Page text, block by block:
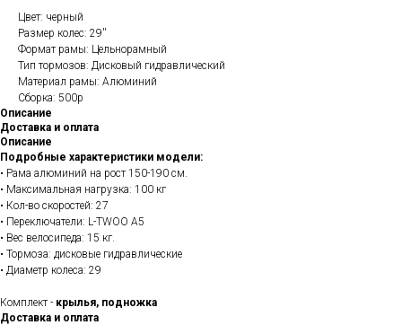
Цвет: черный
Размер колес: 29''
Формат рамы: Цельнорамный
Тип тормозов: Дисковый гидравлический
Материал рамы: Алюминий
Сборка: 500р
Описание
Доставка и оплата
Описание
Подробные характеристики модели:
• Рама алюминий на рост 150-190 см.
• Максимальная нагрузка: 100 кг
• Кол-во скоростей: 27
• Переключатели: L-TWOO A5
• Вес велосипеда: 15 кг.
• Тормоза: дисковые гидравлические
• Диаметр колеса: 29
Комплект - крылья, подножка
Доставка и оплата